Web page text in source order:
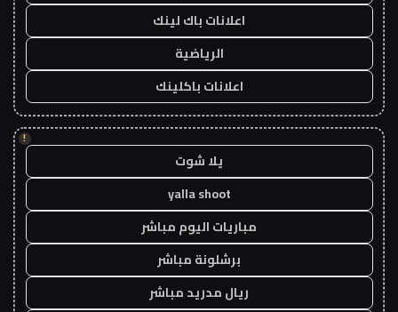
اعلانات باك لينك
الرياضية
اعلانات باكلينك
!
يلا شوت
yalla shoot
مباريات اليوم مباشر
برشلونة مباشر
ريال مدريد مباشر